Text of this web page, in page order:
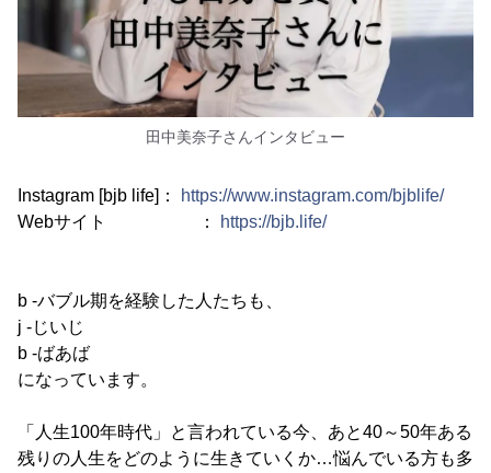
田中美奈子さんインタビュー
Instagram [bjb life]：
https://www.instagram.com/bjblife/
Webサイト ：
https://bjb.life/
b -バブル期を経験した人たちも、
j -じいじ
b -ばあば
になっています。
「人生100年時代」と言われている今、あと40～50年ある
残りの人生をどのように生きていくか…悩んでいる方も多